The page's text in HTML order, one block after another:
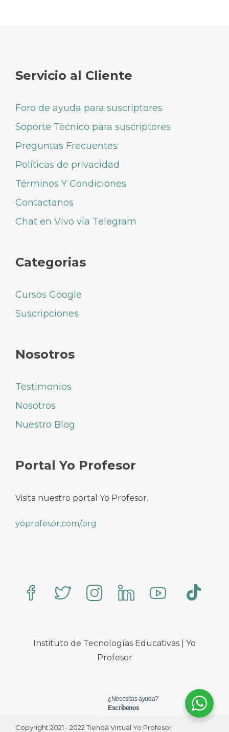
Servicio al Cliente
Foro de ayuda para suscriptores
Soporte Técnico para suscriptores
Preguntas Frecuentes
Políticas de privacidad
Términos Y Condiciones
Contactanos
Chat en Vivo vía Telegram
Categorias
Cursos Google
Suscripciones
Nosotros
Testimonios
Nosotros
Nuestro Blog
Portal Yo Profesor
Visita nuestro portal Yo Profesor.
yoprofesor.com/.org
Instituto de Tecnologías Educativas | Yo
Profesor
Copyright 2021 - 2022 Tienda Virtual Yo Profesor
¿Necesitas ayuda?
Escríbenos